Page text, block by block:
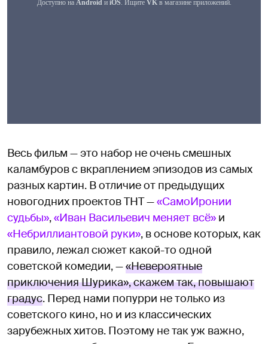
Весь фильм — это набор не очень смешных
каламбуров с вкраплением эпизодов из самых
разных картин. В отличие от предыдущих
новогодних проектов ТНТ —«СамоИронии
судьбы»,«Иван Васильевич меняет всё» и
«Небриллиантовой руки», в основе которых, как
правило, лежал сюжет какой-то одной
советской комедии, —«Невероятные
приключения Шурика», скажем так, повышают
градус. Перед нами попурри не только из
советского кино, но и из классических
зарубежных хитов. Поэтому не так уж важно,